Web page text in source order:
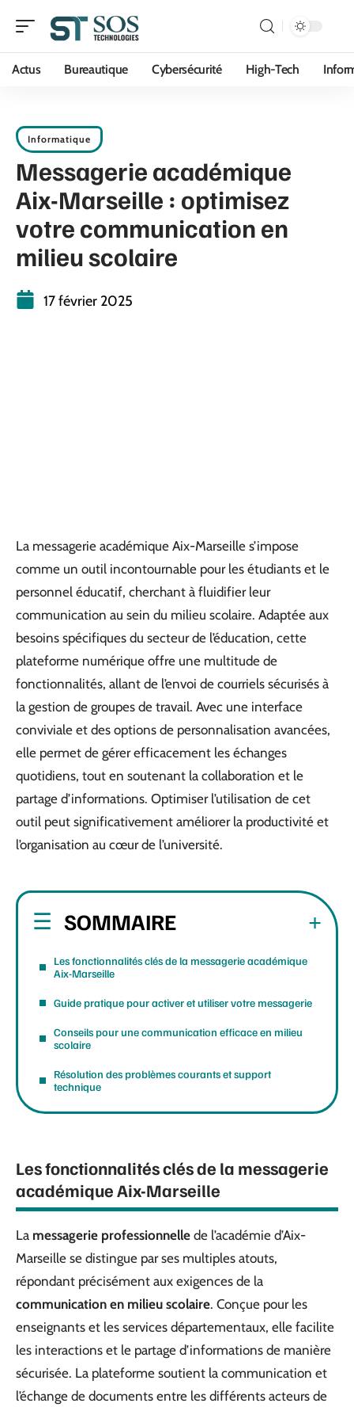
Actus Bureautique Cybersécurité High-Tech
Informatique
Messagerie académique
Aix-Marseille : optimisez
votre communication en
milieu scolaire
17 février 2025
La messagerie académique Aix-Marseille s’impose
comme un outil incontournable pour les étudiants et le
personnel éducatif, cherchant à fluidifier leur
communication au sein du milieu scolaire. Adaptée aux
besoins spécifiques du secteur de l’éducation, cette
plateforme numérique offre une multitude de
fonctionnalités, allant de l’envoi de courriels sécurisés à
la gestion de groupes de travail. Avec une interface
conviviale et des options de personnalisation avancées,
elle permet de gérer efficacement les échanges
quotidiens, tout en soutenant la collaboration et le
partage d’informations. Optimiser l’utilisation de cet
outil peut significativement améliorer la productivité et
l’organisation au cœur de l’université.
SOMMAIRE
Les fonctionnalités clés de la messagerie académique
Aix-Marseille
Guide pratique pour activer et utiliser votre messagerie
Conseils pour une communication efficace en milieu
scolaire
Résolution des problèmes courants et support
technique
Les fonctionnalités clés de la messagerie
académique Aix-Marseille
La messagerie professionnelle de l’académie d’Aix-
Marseille se distingue par ses multiples atouts,
répondant précisément aux exigences de la
communication en milieu scolaire. Conçue pour les
enseignants et les services départementaux, elle facilite
les interactions et le partage d’informations de manière
sécurisée. La plateforme soutient la communication et
l’échange de documents entre les différents acteurs de